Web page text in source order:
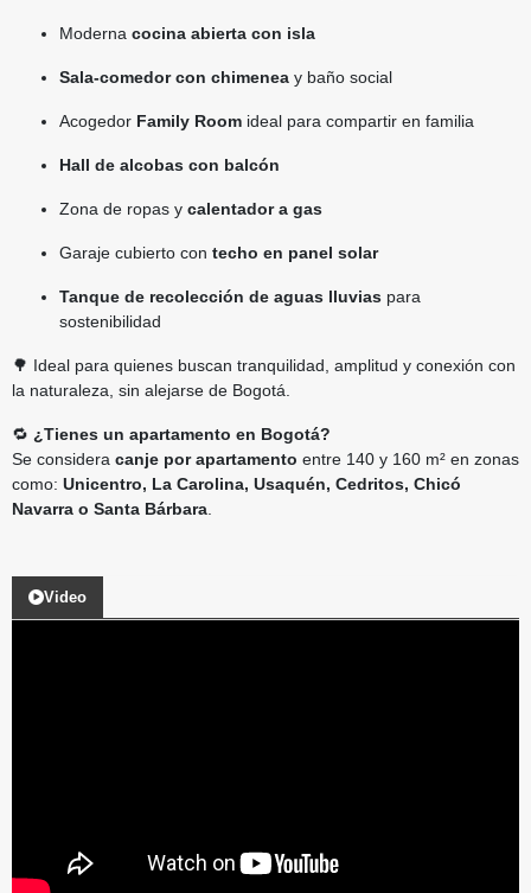
Moderna cocina abierta con isla
Sala-comedor con chimenea y baño social
Acogedor Family Room ideal para compartir en familia
Hall de alcobas con balcón
Zona de ropas y calentador a gas
Garaje cubierto con techo en panel solar
Tanque de recolección de aguas lluvias para
sostenibilidad
🌳 Ideal para quienes buscan tranquilidad, amplitud y conexión con
la naturaleza, sin alejarse de Bogotá.
🔁 ¿Tienes un apartamento en Bogotá?
Se considera canje por apartamento entre 140 y 160 m² en zonas
como: Unicentro, La Carolina, Usaquén, Cedritos, Chicó
Navarra o Santa Bárbara
Video